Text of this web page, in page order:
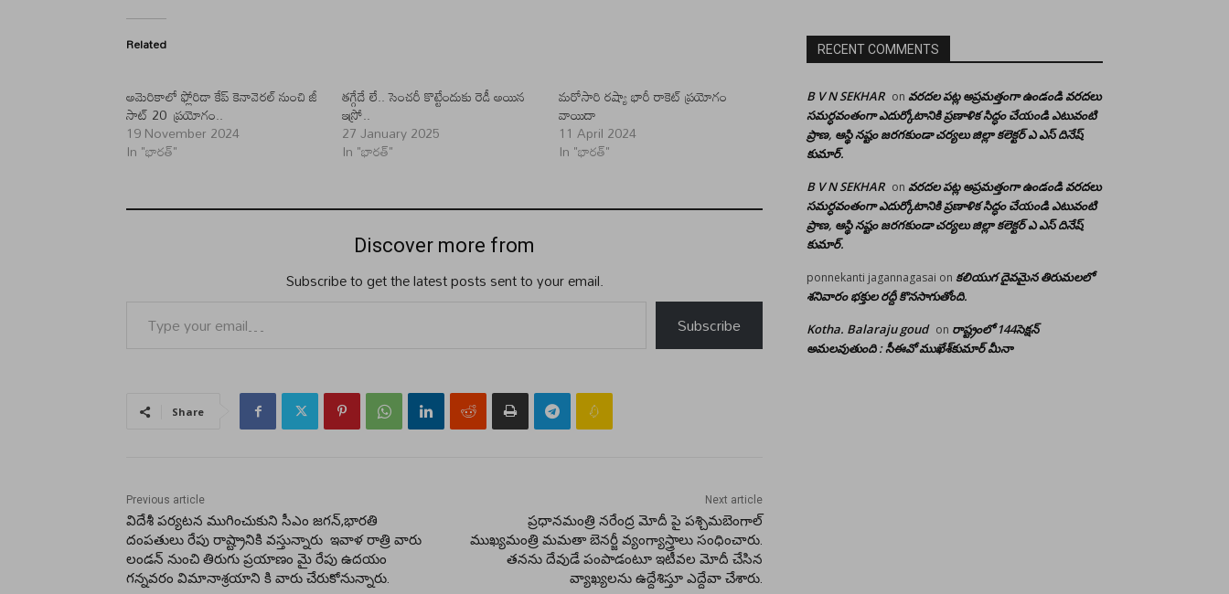
Related
అమెరికాలో ఫ్లోరిడా కేప్‌ కెనావెరల్‌ నుంచి జీ
సాట్ 20 ప్రయోగం..
19 November 2024
In "భారత్"
తగ్గేదే లే.. సెంచరీ కొట్టేందుకు రెడీ అయిన
ఇస్రో..
27 January 2025
In "భారత్"
మరోసారి రష్యా భారీ రాకెట్ ప్రయోగం
వాయిదా
11 April 2024
In "భారత్"
Discover more from
Subscribe to get the latest posts sent to your email.
Subscribe
Share
Previous article
విదేశీ పర్యటన ముగించుకుని సీఎం జగన్,భారతి
దంపతులు రేపు రాష్ట్రానికి వస్తున్నారు ఇవాళ రాత్రి వారు
లండన్ నుంచి తిరుగు ప్రయాణం మై రేపు ఉదయం
గన్నవరం విమానాశ్రయాని కి వారు చేరుకోనున్నారు.
Next article
ప్రధానమంత్రి నరేంద్ర మోదీ పై పశ్చిమబెంగాల్‌
ముఖ్యమంత్రి మమతా బెనర్జీ వ్యంగ్యాస్త్రాలు సంధించారు.
తనను దేవుడే పంపాడంటూ ఇటీవల మోదీ చేసిన
వ్యాఖ్యలను ఉద్దేశిస్తూ ఎద్దేవా చేశారు.
RECENT COMMENTS
B V N SEKHAR on వరదల పట్ల అప్రమత్తంగా ఉండండి వరదలు
సమర్ధవంతంగా ఎదుర్కోటానికి ప్రణాళిక సిద్ధం చేయండి ఎటువంటి
ప్రాణ, ఆస్థి నష్టం జరగకుండా చర్యలు జిల్లా కలెక్టర్ ఎ ఎస్ దినేష్
కుమార్.
B V N SEKHAR on వరదల పట్ల అప్రమత్తంగా ఉండండి వరదలు
సమర్ధవంతంగా ఎదుర్కోటానికి ప్రణాళిక సిద్ధం చేయండి ఎటువంటి
ప్రాణ, ఆస్థి నష్టం జరగకుండా చర్యలు జిల్లా కలెక్టర్ ఎ ఎస్ దినేష్
కుమార్.
ponnekanti jagannagasai on కలియుగ దైవమైన తిరుమలలో
శనివారం భక్తుల రద్దీ కొనసాగుతోంది.
Kotha. Balaraju goud on రాష్ట్రంలో 144సెక్షన్
అమలవుతుంది : సీఈవో ముఖేశ్‌కుమార్‌ మీనా